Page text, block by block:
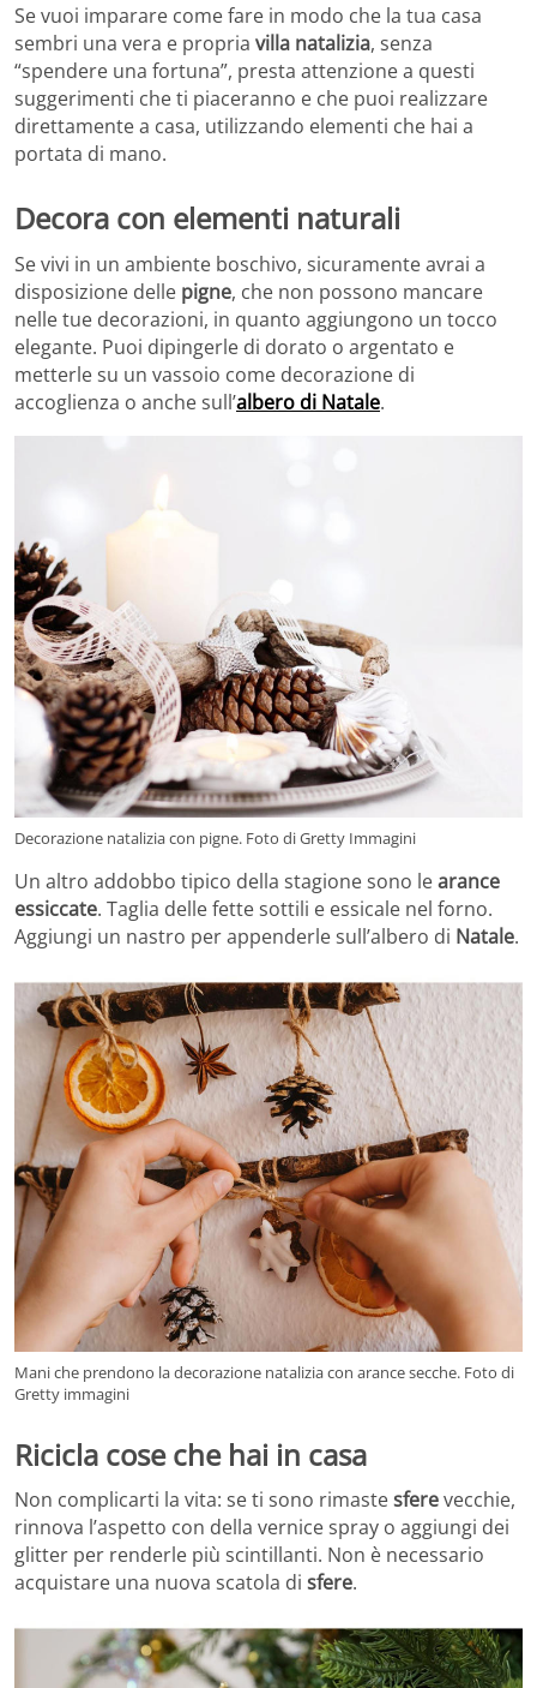
Se vuoi imparare come fare in modo che la tua casa
sembri una vera e propria villa natalizia, senza
“spendere una fortuna”, presta attenzione a questi
suggerimenti che ti piaceranno e che puoi realizzare
direttamente a casa, utilizzando elementi che hai a
portata di mano.
Decora con elementi naturali
Se vivi in un ambiente boschivo, sicuramente avrai a
disposizione delle pigne, che non possono mancare
nelle tue decorazioni, in quanto aggiungono un tocco
elegante. Puoi dipingerle di dorato o argentato e
metterle su un vassoio come decorazione di
accoglienza o anche sull’albero di Natale.
Decorazione natalizia con pigne. Foto di Gretty Immagini
Un altro addobbo tipico della stagione sono learance
essiccate. Taglia delle fette sottili e essicale nel forno.
Aggiungi un nastro per appenderle sull’albero di Natale.
Mani che prendono la decorazione natalizia con arance secche. Foto di
Gretty immagini
Ricicla cose che hai in casa
Non complicarti la vita: se ti sono rimastesferevecchie,
rinnova l’aspetto con della vernice spray o aggiungi dei
glitter per renderle più scintillanti. Non è necessario
acquistare una nuova scatola di sfere.